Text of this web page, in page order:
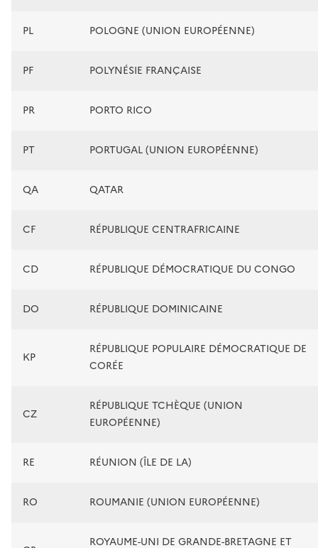
PL POLOGNE (UNION EUROPÉENNE)
PF POLYNÉSIE FRANÇAISE
PR PORTO RICO
PT PORTUGAL (UNION EUROPÉENNE)
QA QATAR
CF RÉPUBLIQUE CENTRAFRICAINE
CD RÉPUBLIQUE DÉMOCRATIQUE DU CONGO
DO RÉPUBLIQUE DOMINICAINE
KP
RÉPUBLIQUE POPULAIRE DÉMOCRATIQUE DE
CORÉE
CZ
RÉPUBLIQUE TCHÈQUE (UNION
EUROPÉENNE)
RE RÉUNION (ÎLE DE LA)
RO ROUMANIE (UNION EUROPÉENNE)
ROYAUME-UNI DE GRANDE-BRETAGNE ET